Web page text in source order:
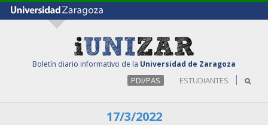
Boletín diario informativo de la Universidad de Zaragoza
PDI/PAS ESTUDIANTES
17/3/2022